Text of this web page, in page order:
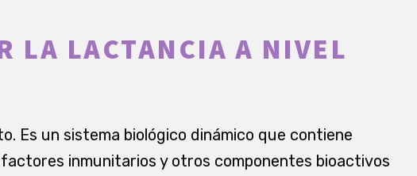
LA LACTANCIA A NIVEL
Es un sistema biológico dinámico que contiene
inmunitarios y otros componentes bioactivos